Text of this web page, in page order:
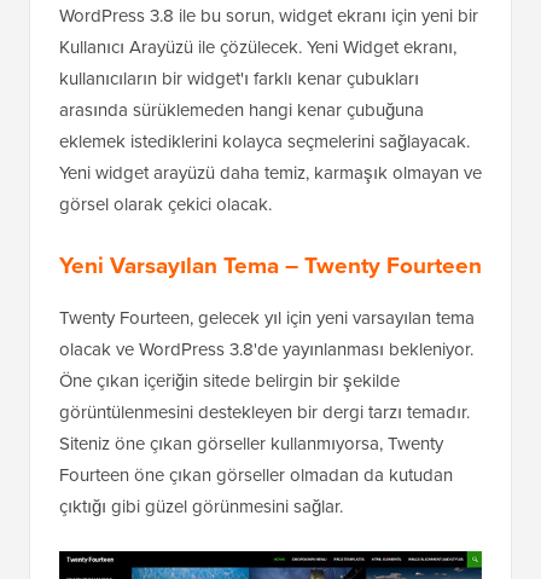
WordPress 3.8 ile bu sorun, widget ekranı için yeni bir
Kullanıcı Arayüzü ile çözülecek. Yeni Widget ekranı,
kullanıcıların bir widget'ı farklı kenar çubukları
arasında sürüklemeden hangi kenar çubuğuna
eklemek istediklerini kolayca seçmelerini sağlayacak.
Yeni widget arayüzü daha temiz, karmaşık olmayan ve
görsel olarak çekici olacak.
Yeni Varsayılan Tema – Twenty Fourteen
Twenty Fourteen, gelecek yıl için yeni varsayılan tema
olacak ve WordPress 3.8'de yayınlanması bekleniyor.
Öne çıkan içeriğin sitede belirgin bir şekilde
görüntülenmesini destekleyen bir dergi tarzı temadır.
Siteniz öne çıkan görseller kullanmıyorsa, Twenty
Fourteen öne çıkan görseller olmadan da kutudan
çıktığı gibi güzel görünmesini sağlar.